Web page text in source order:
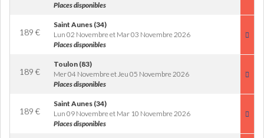
Places disponibles
189 €
Saint Aunes (34)
Lun 02 Novembre et Mar 03 Novembre 2026
Places disponibles
189 €
Toulon (83)
Mer 04 Novembre et Jeu 05 Novembre 2026
Places disponibles
189 €
Saint Aunes (34)
Lun 09 Novembre et Mar 10 Novembre 2026
Places disponibles